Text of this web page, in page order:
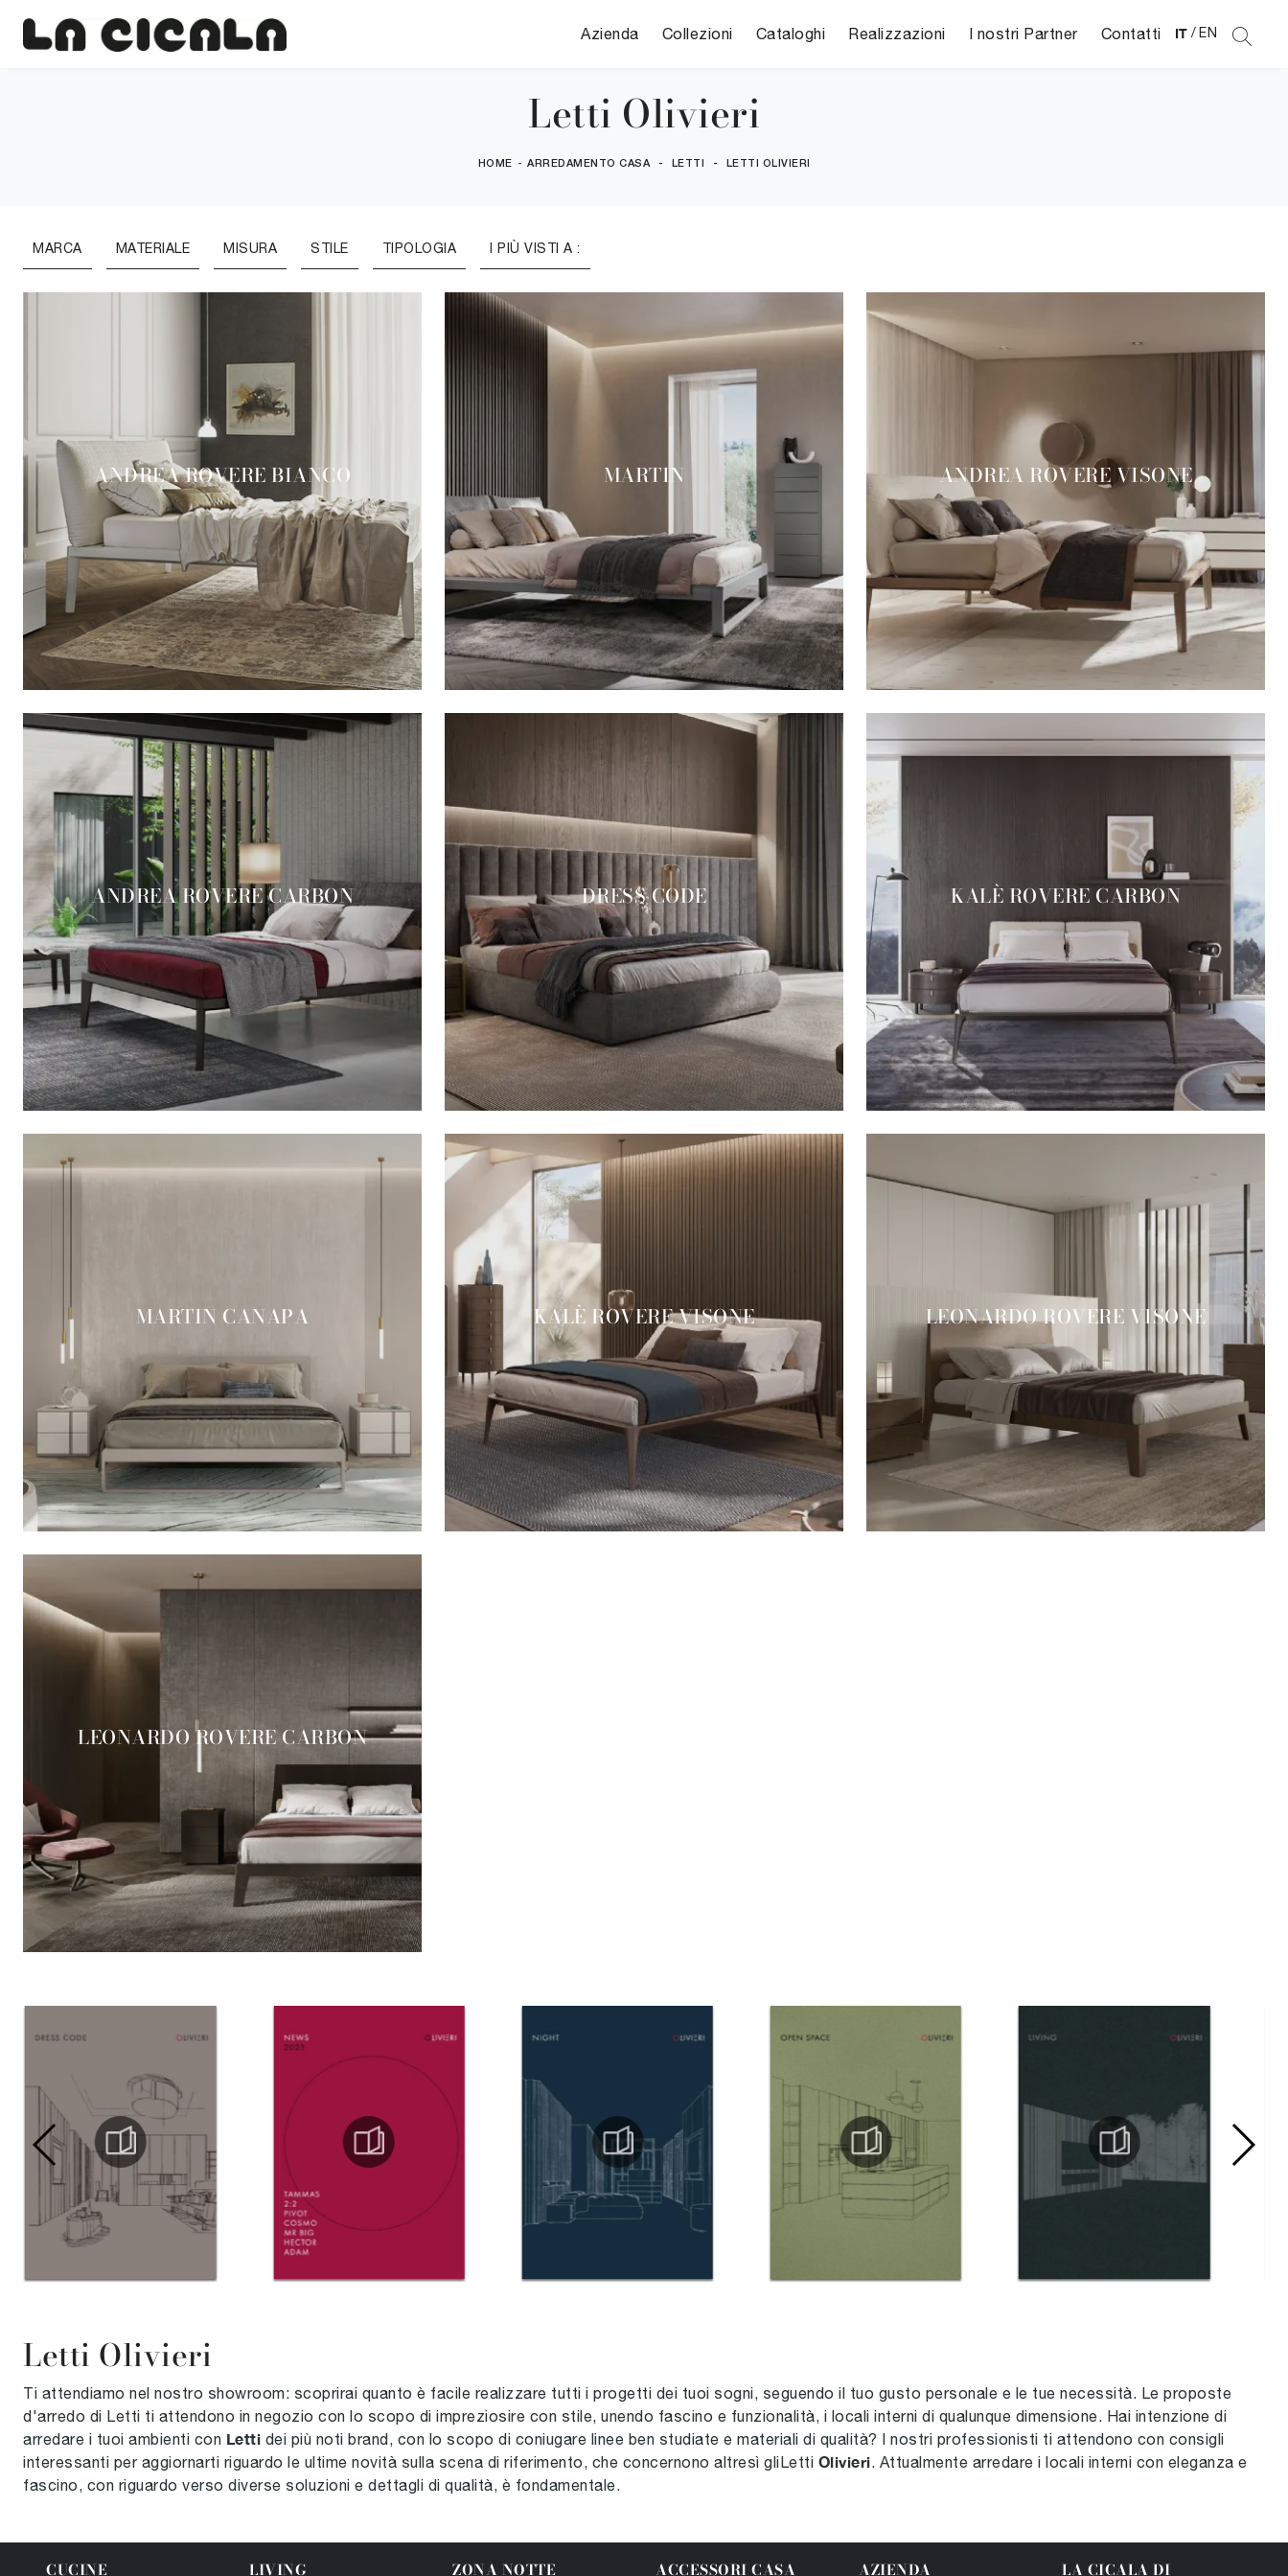
Azienda Collezioni Cataloghi Realizzazioni I nostri Partner Contatti IT / EN
Letti Olivieri
HOME - ARREDAMENTO CASA - LETTI - LETTI OLIVIERI
MARCA MATERIALE MISURA STILE TIPOLOGIA I PIÙ VISTI A :
ANDREA ROVERE BIANCO MARTIN ANDREA ROVERE VISONE
ANDREA ROVERE CARBON DRESS CODE KALÈ ROVERE CARBON
MARTIN CANAPA KALÈ ROVERE VISONE LEONARDO ROVERE VISONE
LEONARDO ROVERE CARBON
Letti Olivieri
Ti attendiamo nel nostro showroom: scoprirai quanto è facile realizzare tutti i progetti dei tuoi sogni, seguendo il tuo gusto personale e le tue necessità. Le proposte
d'arredo di Letti ti attendono in negozio con lo scopo di impreziosire con stile, unendo fascino e funzionalità, i locali interni di qualunque dimensione. Hai intenzione di
arredare i tuoi ambienti con Letti dei più noti brand, con lo scopo di coniugare linee ben studiate e materiali di qualità? I nostri professionisti ti attendono con consigli
interessanti per aggiornarti riguardo le ultime novità sulla scena di riferimento, che concernono altresì gliLetti Olivieri. Attualmente arredare i locali interni con eleganza e
fascino, con riguardo verso diverse soluzioni e dettagli di qualità, è fondamentale.
CUCINE LIVING ZONA NOTTE ACCESSORI CASA AZIENDA LA CICALA DI